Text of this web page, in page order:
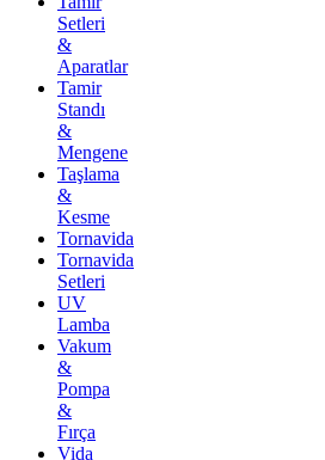
Setleri
&
Aparatlar
Tamir
Standı
&
Mengene
Taşlama
&
Kesme
Tornavida
Tornavida
Setleri
UV
Lamba
Vakum
&
Pompa
&
Fırça
Vida